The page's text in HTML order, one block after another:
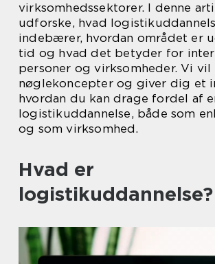
virksomhedssektorer. I denne
udforske, hvad
indebærer, hvordan området er
tid og hvad det betyder for
personer og virksomheder. Vi
nøglekoncepter og giver dig et
hvordan du kan drage fordel af
logistikuddannelse, både som
og som virksomhed.
Hvad er
logistikuddannelse?